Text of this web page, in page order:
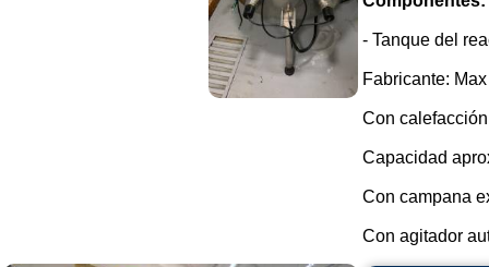
- Tanque del
Fabricante:
Con
Capacidad
Con campana
Con agitador